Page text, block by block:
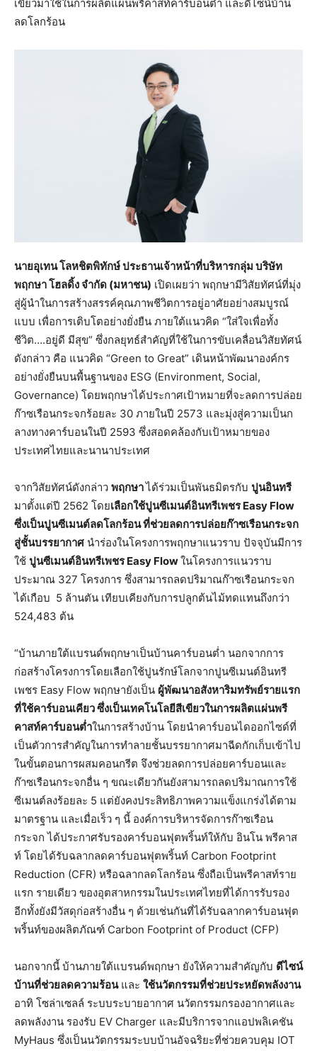
เขียวมาใช้ในการผลิตแผ่นพรีคาสท์คาร์บอนต่ำ และดีไซน์บ้าน
ลดโลกร้อน
นายอุเทน โลหชิตพิทักษ์ ประธานเจ้าหน้าที่บริหารกลุ่ม บริษัท
พฤกษา โฮลดิ้ง จำกัด (มหาชน) เปิดเผยว่า พฤกษามีวิสัยทัศน์ที่มุ่ง
สู่ผู้นําในการสร้างสรรค์คุณภาพชีวิตการอยู่อาศัยอย่างสมบูรณ์
แบบ เพื่อการเติบโตอย่างยั่งยืน ภายใต้แนวคิด “ใส่ใจเพื่อทั้ง
ชีวิต….อยู่ดี มีสุข” ซึ่งกลยุทธ์สำคัญที่ใช้ในการขับเคลื่อนวิสัยทัศน์
ดังกล่าว คือ แนวคิด “Green to Great” เดินหน้าพัฒนาองค์กร
อย่างยั่งยืนบนพื้นฐานของ ESG (Environment, Social,
Governance) โดยพฤกษาได้ประกาศเป้าหมายที่จะลดการปล่อย
ก๊าซเรือนกระจกร้อยละ 30 ภายในปี 2573 และมุ่งสู่ความเป็นก
ลางทางคาร์บอนในปี 2593 ซึ่งสอดคล้องกับเป้าหมายของ
ประเทศไทยและนานาประเทศ
จากวิสัยทัศน์ดังกล่าว พฤกษาได้ร่วมเป็นพันธมิตรกับ ปูนอินทรี
มาตั้งแต่ปี 2562 โดยเลือกใช้ปูนซีเมนต์อินทรีเพชรEasy Flow
ซึ่งเป็นปูนซีเมนต์ลดโลกร้อน ที่ช่วยลดการปล่อยก๊าซเรือนกระจก
สู่ชั้นบรรยากาศ นำร่องในโครงการพฤกษาแนวราบ ปัจจุบันมีการ
ใช้ ปูนซีเมนต์อินทรีเพชรEasy Flowในโครงการแนวราบ
ประมาณ 327 โครงการ ซึ่งสามารถลดปริมาณก๊าซเรือนกระจก
ได้เกือบ 5 ล้านตัน เทียบเคียงกับการปลูกต้นไม้ทดแทนถึงกว่า
524,483 ต้น
“บ้านภายใต้แบรนด์พฤกษาเป็นบ้านคาร์บอนต่ำ นอกจากการ
ก่อสร้างโครงการโดยเลือกใช้ปูนรักษ์โลกจากปูนซีเมนต์อินทรี
เพชร Easy Flow พฤกษายังเป็น ผู้พัฒนาอสังหาริมทรัพย์รายแรก
ที่ใช้คาร์บอนเคียว ซึ่งเป็นเทคโนโลยีสีเขียวในการผลิตแผ่นพรี
คาสท์คาร์บอนต่ำในการสร้างบ้าน โดยนำคาร์บอนไดออกไซด์ที่
เป็นตัวการสำคัญในการทำลายชั้นบรรยากาศมาฉีดกักเก็บเข้าไป
ในขั้นตอนการผสมคอนกรีต จึงช่วยลดการปล่อยคาร์บอนและ
ก๊าซเรือนกระจกอื่น ๆ ขณะเดียวกันยังสามารถลดปริมาณการใช้
ซีเมนต์ลงร้อยละ 5 แต่ยังคงประสิทธิภาพความแข็งแกร่งได้ตาม
มาตรฐาน และเมื่อเร็ว ๆ นี้ องค์การบริหารจัดการก๊าซเรือน
กระจก ได้ประกาศรับรองคาร์บอนฟุตพริ้นท์ให้กับ อินโน พรีคาส
ท์ โดยได้รับฉลากลดคาร์บอนฟุตพริ้นท์ Carbon Footprint
Reduction (CFR) หรือฉลากลดโลกร้อน ซึ่งถือเป็นพรีคาสท์ราย
แรก รายเดียว ของอุตสาหกรรมในประเทศไทยที่ได้การรับรอง
อีกทั้งยังมีวัสดุก่อสร้างอื่น ๆ ด้วยเช่นกันที่ได้รับฉลากคาร์บอนฟุต
พริ้นท์ของผลิตภัณฑ์ Carbon Footprint of Product (CFP)
นอกจากนี้ บ้านภายใต้แบรนด์พฤกษา ยังให้ความสำคัญกับ ดีไซน์
บ้านที่ช่วยลดความร้อนและ ใช้นวัตกรรมที่ช่วยประหยัดพลังงาน
อาทิ โซล่าเซลล์ ระบบระบายอากาศ นวัตกรรมกรองอากาศและ
ลดพลังงาน รองรับ EV Charger และมีบริการจากแอปพลิเคชัน
MyHaus ซึ่งเป็นนวัตกรรมระบบบ้านอัจฉริยะที่ช่วยควบคุม IOT